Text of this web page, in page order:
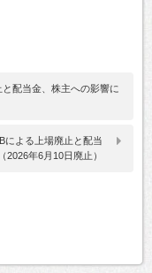
配当金、株主への影響に
による上場廃止と配当
年6月10日廃止）